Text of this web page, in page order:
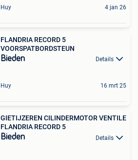
Huy 4 jan 26
FLANDRIA RECORD 5
VOORSPATBORDSTEUN
Bieden Details
Huy 16 mrt 25
GIETIJZEREN CILINDERMOTOR VENTILE
FLANDRIA RECORD 5
Bieden Details